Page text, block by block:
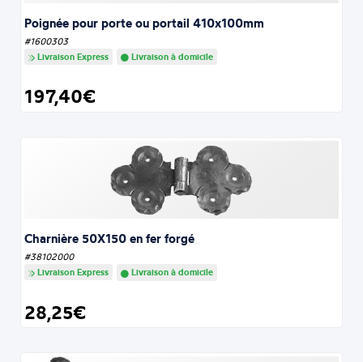
Poignée pour porte ou portail 410x100mm
#1600303
Livraison Express
Livraison à domicile
197,40€
Charnière 50X150 en fer forgé
#38102000
Livraison Express
Livraison à domicile
28,25€